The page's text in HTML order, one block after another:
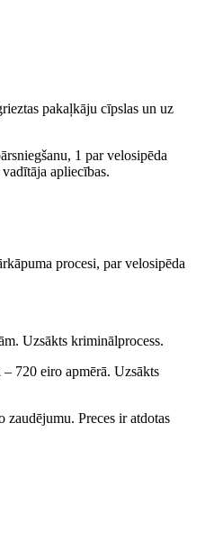
pakaļkāju cīpslas un uz
1 par velosipēda
apliecības.
procesi, par velosipēda
Uzsākts kriminālprocess.
720 eiro apmērā. Uzsākts
Preces ir atdotas